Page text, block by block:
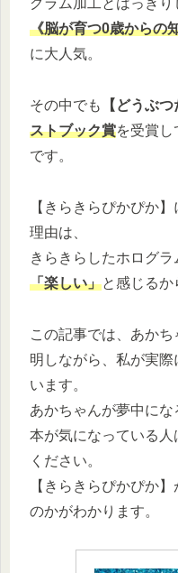
グラム加工とはっきり
《脳が育つ0歳からの
に大人気。
その中でも 【どうぶつ
ストブック賞を受賞
です。
【きらきらぴかぴか
理由は、
きらきらしたホログラ
「楽しい」と感じるか
この記事では、あか
明しながら、私が実
います。
あかちゃんが夢中に
本が気になっている
ください。
【きらきらぴかぴか
のかがわかります。